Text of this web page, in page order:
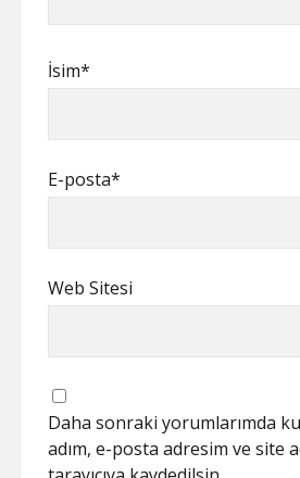
İsim*
E-posta*
Web Sitesi
Daha sonraki yorumlarımda
adım, e-posta adresim ve site